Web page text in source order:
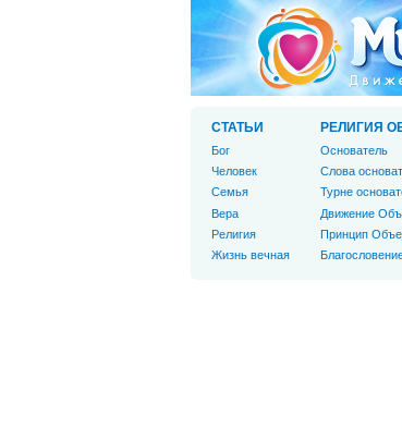
СТАТЬИ
Бог
Человек
Cемья
Вера
Религия
Жизнь вечная
РЕЛИГИЯ
Основатель
Слова
Турне
Движение
Принцип